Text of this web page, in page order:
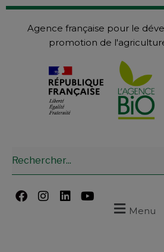
Agence française pour le
promotion de
Menu